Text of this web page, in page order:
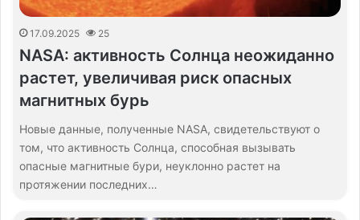
17.09.2025 25
NASA: активность Солнца неожиданно
растет, увеличивая риск опасных
магнитных бурь
Новые данные, полученные NASA, свидетельствуют о
том, что активность Солнца, способная вызывать
опасные магнитные бури, неуклонно растет на
протяжении последних…